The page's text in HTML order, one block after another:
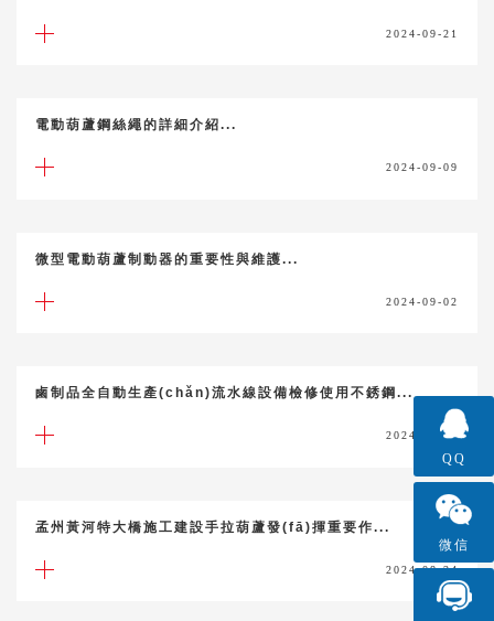
2024-09-21
電動葫蘆鋼絲繩的詳細介紹...
2024-09-09
微型電動葫蘆制動器的重要性與維護...
2024-09-02
鹵制品全自動生產(chǎn)流水線設備檢修使用不銹鋼...
2024-08-30
孟州黃河特大橋施工建設手拉葫蘆發(fā)揮重要作...
2024-08-24
QQ
微信